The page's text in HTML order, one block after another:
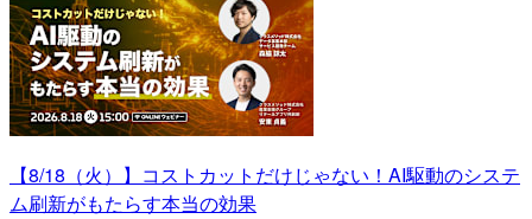
【8/18（火）】コストカットだけじゃない！AI駆動のシステ
ム刷新がもたらす本当の効果